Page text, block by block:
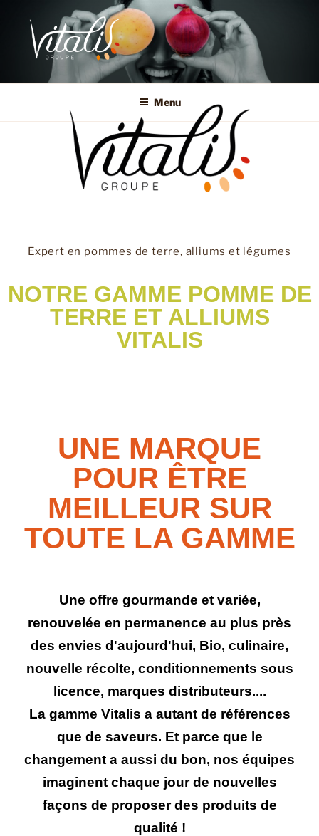
RÉSEAU VITALIS
Menu
Expert en pommes de terre, alliums et légumes
NOTRE GAMME POMME DE
TERRE ET ALLIUMS
VITALIS
UNE MARQUE
POUR ÊTRE
MEILLEUR SUR
TOUTE LA GAMME
Une offre gourmande et variée,
renouvelée en permanence au plus près
des envies d'aujourd'hui, Bio, culinaire,
nouvelle récolte, conditionnements sous
licence, marques distributeurs....
La gamme Vitalis a autant de références
que de saveurs. Et parce que le
changement a aussi du bon, nos équipes
imaginent chaque jour de nouvelles
façons de proposer des produits de
qualité !